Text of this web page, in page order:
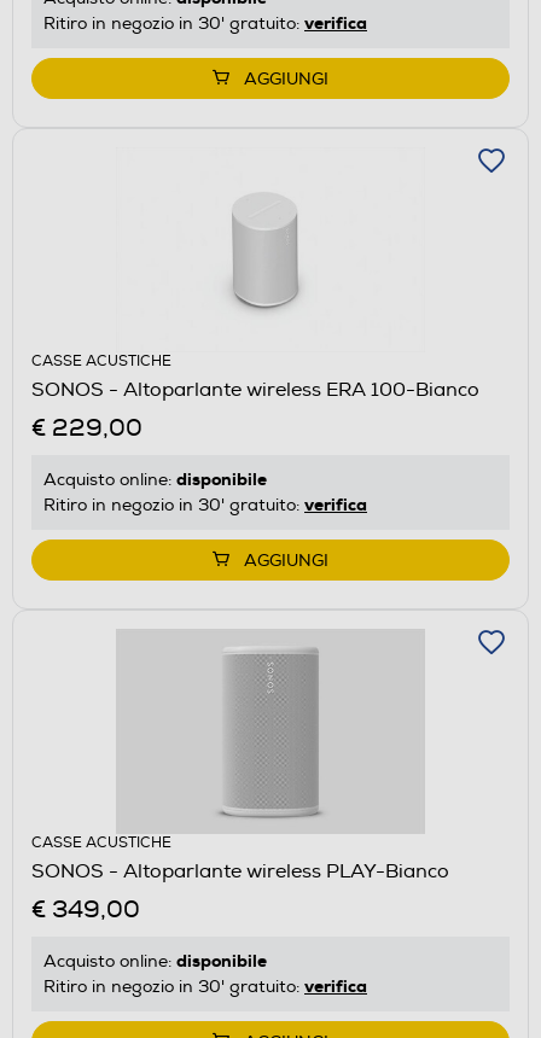
Ritiro in negozio in 30' gratuito: verifica
AGGIUNGI
CASSE ACUSTICHE
SONOS - Altoparlante wireless ERA 100-Bianco
€ 229,00
Acquisto online: disponibile
Ritiro in negozio in 30' gratuito: verifica
AGGIUNGI
CASSE ACUSTICHE
SONOS - Altoparlante wireless PLAY-Bianco
€ 349,00
Acquisto online: disponibile
Ritiro in negozio in 30' gratuito: verifica